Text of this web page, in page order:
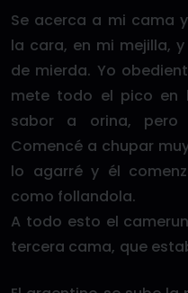
Se acerca a mi cama
la cara, en mi mejilla,
de mierda. Yo
mete todo el pico en
sabor a orina,
Comencé a chupar
lo agarré y él
como follandola.
A todo esto el
tercera cama, que